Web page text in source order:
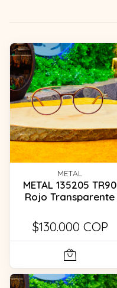
METAL
METAL 135205 TR90
Rojo Transparente
$130.000 COP